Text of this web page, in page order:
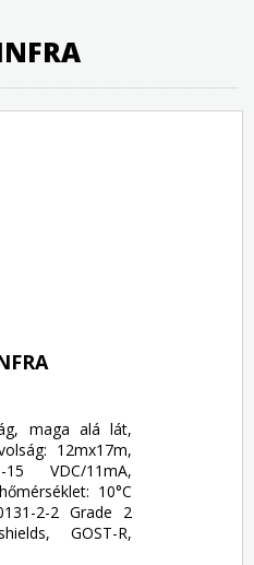
maga alá lát,
12mx17m,
VDC/11mA,
10°C
2-2 Grade 2
GOST-R,